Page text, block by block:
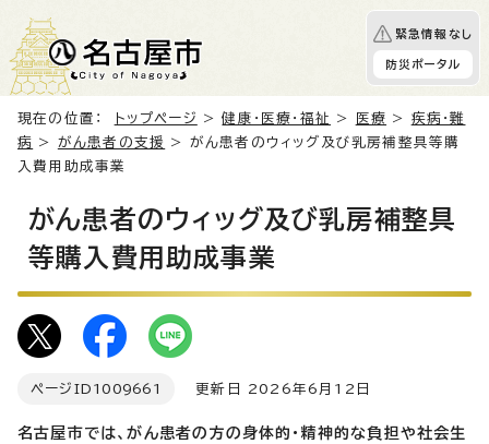
緊急情報なし
防災ポータル
現在の位置： トップページ >健康・医療・福祉 > 医療 > 疾病・難
病 > がん患者の支援
> がん患者のウィッグ及び乳房補整具等購
入費用助成事業
がん患者のウィッグ及び乳房補整具
等購入費用助成事業
ページID 1009661 更新日 2026年6月12日
名古屋市では、がん患者の方の身体的・精神的な負担や社会生